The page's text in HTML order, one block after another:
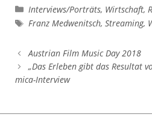
Kategorien
Interviews/Porträts, Wirtschaft,
Schlagwörter
Franz Medwenitsch,Streaming,
Austrian Film Music Day 2018
„Das Erleben gibt das Resultat
mica-Interview